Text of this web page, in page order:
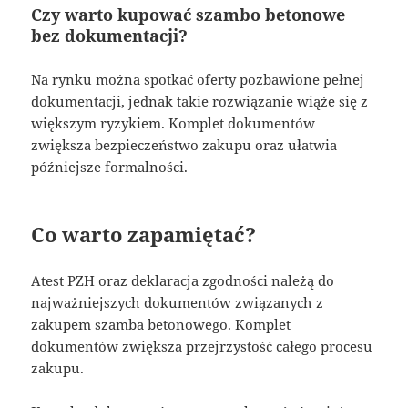
Czy warto kupować szambo betonowe
bez dokumentacji?
Na rynku można spotkać oferty pozbawione pełnej
dokumentacji, jednak takie rozwiązanie wiąże się z
większym ryzykiem. Komplet dokumentów
zwiększa bezpieczeństwo zakupu oraz ułatwia
późniejsze formalności.
Co warto zapamiętać?
Atest PZH oraz deklaracja zgodności należą do
najważniejszych dokumentów związanych z
zakupem szamba betonowego. Komplet
dokumentów zwiększa przejrzystość całego procesu
zakupu.